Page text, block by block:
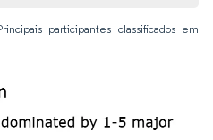
participantes classificados em